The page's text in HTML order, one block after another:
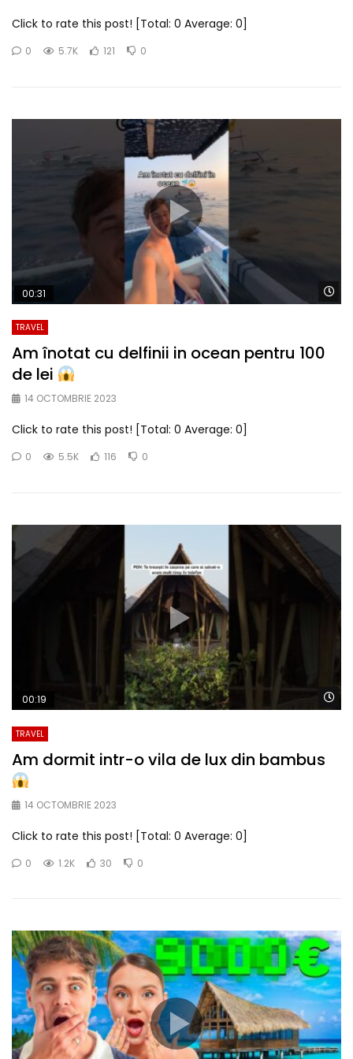
Click to rate this post! [Total: 0 Average: 0]
0 5.7K 121 0
00:31
TRAVEL
Am înotat cu delfinii in ocean pentru 100
de lei
14 OCTOMBRIE 2023
Click to rate this post! [Total: 0 Average: 0]
0 5.5K 116 0
00:19
TRAVEL
Am dormit intr-o vila de lux din bambus
14 OCTOMBRIE 2023
Click to rate this post! [Total: 0 Average: 0]
0 1.2K 30 0